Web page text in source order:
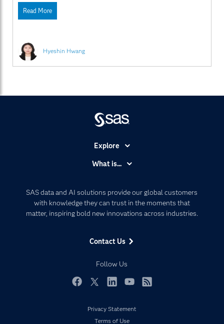
Hyeshin Hwang
인 리버풀 FC와 새로운 공식 글로벌 파트너십을 맺었습
니다. 보다 구체적으로는 리버풀 FC가 SAS를 '공식 AI 마
케팅 자동화 파트너'로 선정한 것이죠. 향후 수년간 계속
Read More
SAS data and AI solutions provide our global customers
with knowledge they can trust in the moments that
matter, inspiring bold new innovations across industries.
Contact Us
Follow Us
Explore
Communities
Company
Developers
Documentation
Events
My SAS
What is...
Artificial Intelligence
Data Management
Privacy Statement
Terms of Use